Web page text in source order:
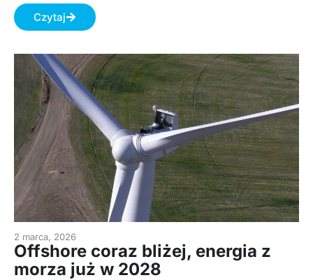
Czytaj
2 marca, 2026
Offshore coraz bliżej, energia z
morza już w 2028